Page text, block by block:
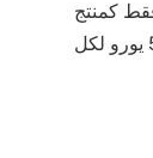
كمنتج
مستقل ، للرحلات التي تكلف ما لا يقل عن 500 يورو لكل